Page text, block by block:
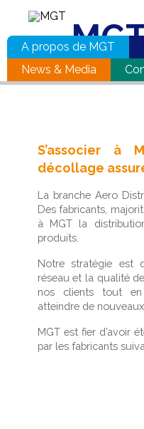
A propos de MGT
News & Media
S’associer à
décollage
La branche Aero
Des fabricants,
à MGT la
produits.
Notre stratégie est
réseau et la qualité
nos clients tout
atteindre de
MGT est fier d’avoir
par les fabricants